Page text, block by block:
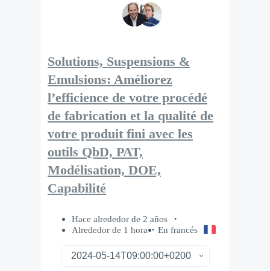
Solutions, Suspensions &
Emulsions: Améliorez
l’efficience de votre procédé
de fabrication et la qualité de
votre produit fini avec les
outils QbD, PAT,
Modélisation, DOE,
Capabilité
Hace alrededor de 2 años
Alrededor de 1 hora
En francés